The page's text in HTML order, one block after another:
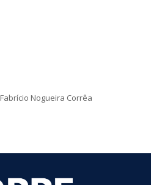
Fabrício Nogueira Corrêa